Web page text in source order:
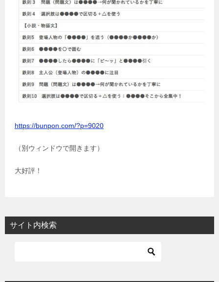
https://bunpon.com/?p=9020
（別ウィンドウで開きます）
大好評！
サイト内検索